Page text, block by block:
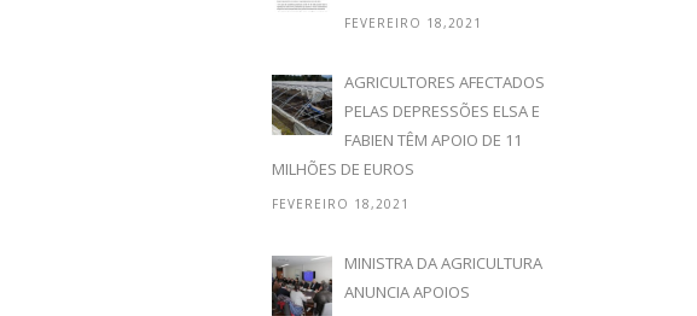
FEVEREIRO 18,2021
AGRICULTORES AFECTADOS
PELAS DEPRESSÕES ELSA E
FABIEN TÊM APOIO DE 11
MILHÕES DE EUROS
FEVEREIRO 18,2021
MINISTRA DA AGRICULTURA
ANUNCIA APOIOS